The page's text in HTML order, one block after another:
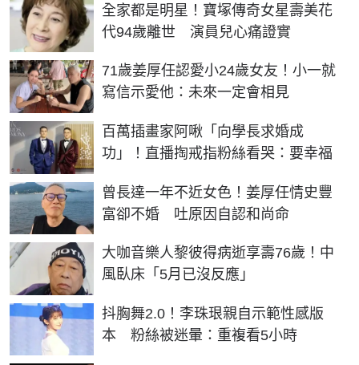
全家都是明星！寶塚傳奇女星壽美花
代94歲離世 演員兒心痛證實
71歲姜厚任認愛小24歲女友！小一就
寫信示愛他：未來一定會相見
百萬插畫家阿啾「向學長求婚成
功」！直播掏戒指粉絲看哭：要幸福
曾長達一年不近女色！姜厚任情史豐
富卻不婚 吐原因自認和尚命
大咖音樂人黎彼得病逝享壽76歲！中
風臥床「5月已沒反應」
抖胸舞2.0！李珠珢親自示範性感版
本 粉絲被迷暈：重複看5小時